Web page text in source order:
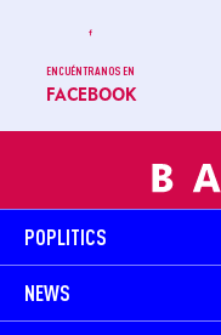
ENCUÉNTRANOS EN
FACEBOOK
POPLITICS
NEWS